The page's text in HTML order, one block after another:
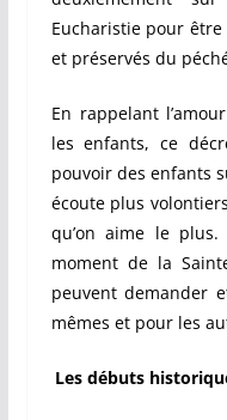
Eucharistie pour
et préservés du
En rappelant
les enfants, ce
pouvoir des enfants
écoute plus
qu’on aime le plus.
moment de la
peuvent demander
mêmes et pour les
Les débuts